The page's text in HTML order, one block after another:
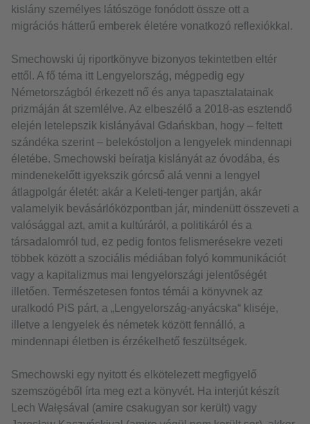
kislány személyes látószöge fonódott össze ott a
migrációs hátterű emberek életére vonatkozó reflexiókkal.
Smechowski új riportkönyve bizonyos tekintetben eltér
ettől. A fő téma itt Lengyelország, mégpedig egy
Németországból érkezett nő és anya tapasztalatainak
prizmáján át szemlélve. Az elbeszélő a 2018-as esztendő
elején letelepszik kislányával Gdańskban, hogy – feltett
szándéka szerint – belekóstoljon a lengyelek mindennapi
életébe. Smechowski beíratja kislányát az óvodába, és
mindenekelőtt igyekszik górcső alá venni a lengyel
átlagpolgár életét: akár a Keleti-tenger partján, akár
valamelyik bevásárlóközpontban jár, mindenütt összeveti a
valósággal azt, amit a kultúráról, a politikáról és a
társadalomról tud, ez pedig fontos felismerésekre vezeti
többek között a szociális médiában folyó kommunikációt
vagy a kapitalizmus mai lengyelországi jelentőségét
illetően. Természetesen fontos témái a könyvnek az
uralkodó PiS párt, a „Lengyelország-anyácska“ kliséje,
illetve a lengyelek és németek között fennálló, a
mindennapi életben is érzékelhető feszültségek.
Smechowski egy nyitott és elkötelezett megfigyelő
szemszögéből írta meg ezt a könyvét. Ha interjút készít
Lech Wałęsával (amire csakugyan sor került) vagy